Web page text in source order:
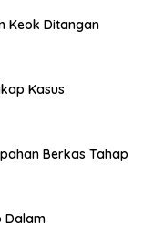
Keok Ditangan
Kasus
Berkas Tahap
Dalam